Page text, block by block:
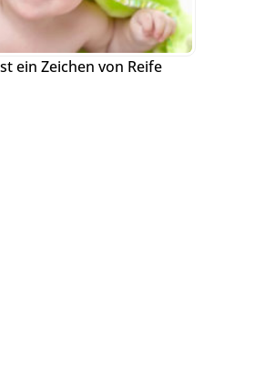
ein Zeichen von Reife